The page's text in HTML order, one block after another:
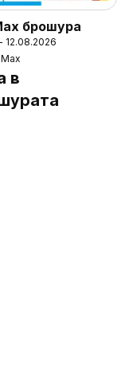
брошура
12.08.2026
в